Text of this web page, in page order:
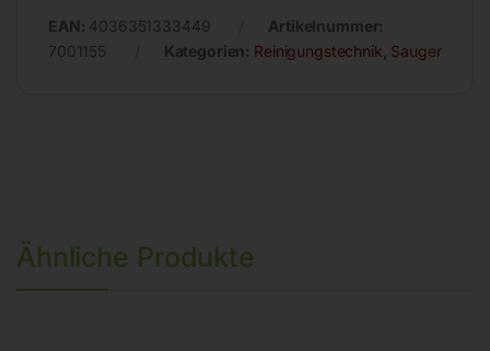
EAN: 4036351333449
Artikelnummer:
7001155
Kategorien: Reinigungstechnik Sauger
Ähnliche Produkte